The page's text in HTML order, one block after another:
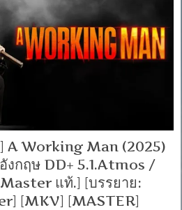
A Working Man (2025)
งกฤษ DD+ 5.1.Atmos /
แท้.] [บรรยาย:
[MKV] [MASTER]